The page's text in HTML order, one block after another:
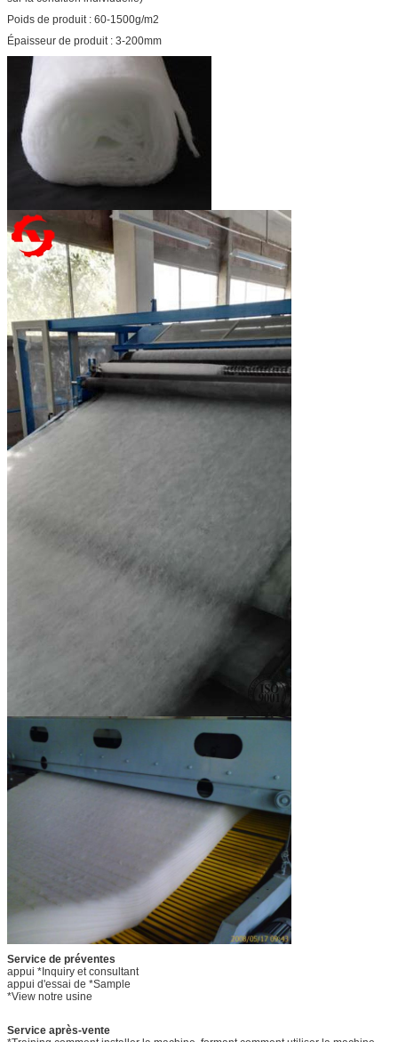
Poids de produit : 60-1500g/m2
Épaisseur de produit : 3-200mm
Service de préventes
appui *Inquiry et consultant
appui d'essai de *Sample
*View notre usine
Service après-vente